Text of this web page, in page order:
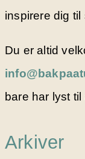
inspirere dig
Du er altid
bare har lyst
Arkiver